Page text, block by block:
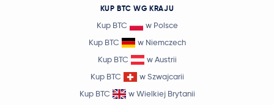
KUP BTC WG KRAJU
Kup BTC
w Polsce
Kup BTC
w Niemczech
Kup BTC
w Austrii
Kup BTC
w Szwajcarii
Kup BTC
w Wielkiej Brytanii